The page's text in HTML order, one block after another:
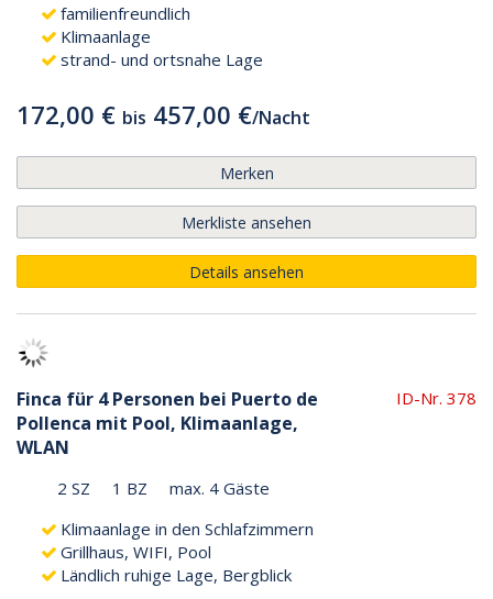
familienfreundlich
Klimaanlage
strand- und ortsnahe Lage
172,00 € bis 457,00 €/Nacht
Merken
Merkliste ansehen
Details ansehen
Finca für 4 Personen bei Puerto de
Pollenca mit Pool, Klimaanlage,
WLAN
ID-Nr. 378
2 SZ 1 BZ
max. 4 Gäste
Klimaanlage in den Schlafzimmern
Grillhaus, WIFI, Pool
Ländlich ruhige Lage, Bergblick